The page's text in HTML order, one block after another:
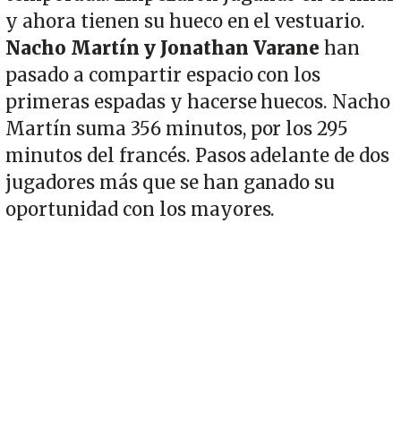
y ahora tienen su hueco en el vestuario.
Nacho Martín y Jonathan Varane han
pasado a compartir espacio con los
primeras espadas y hacerse huecos. Nacho
Martín suma 356 minutos, por los 295
minutos del francés. Pasos adelante de dos
jugadores más que se han ganado su
oportunidad con los mayores.